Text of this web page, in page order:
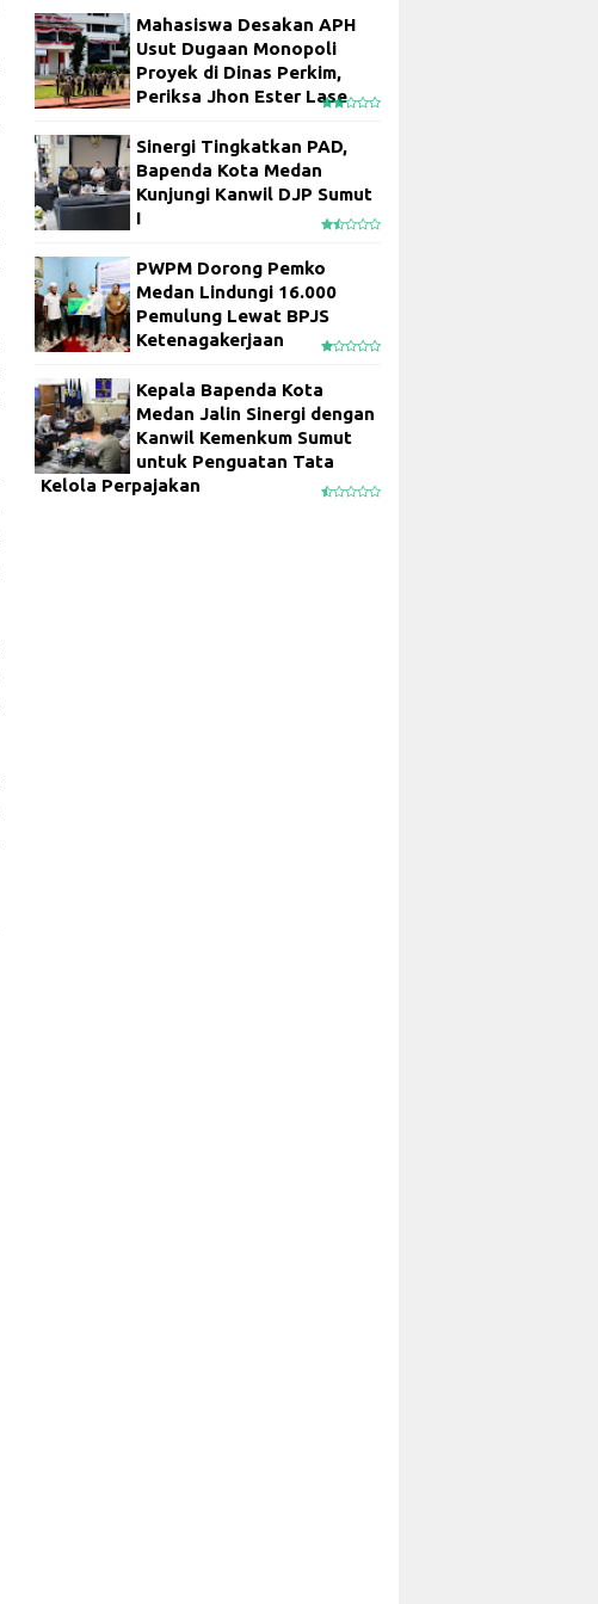
Mahasiswa Desakan APH
Usut Dugaan Monopoli
Proyek di Dinas Perkim,
Periksa Jhon Ester Lase
Sinergi Tingkatkan PAD,
Bapenda Kota Medan
Kunjungi Kanwil DJP Sumut
I
PWPM Dorong Pemko
Medan Lindungi 16.000
Pemulung Lewat BPJS
Ketenagakerjaan
Kepala Bapenda Kota
Medan Jalin Sinergi dengan
Kanwil Kemenkum Sumut
untuk Penguatan Tata
Kelola Perpajakan